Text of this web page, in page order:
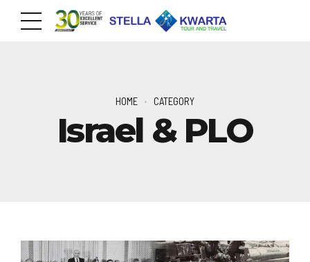
HOME CATEGORY
Israel & PLO